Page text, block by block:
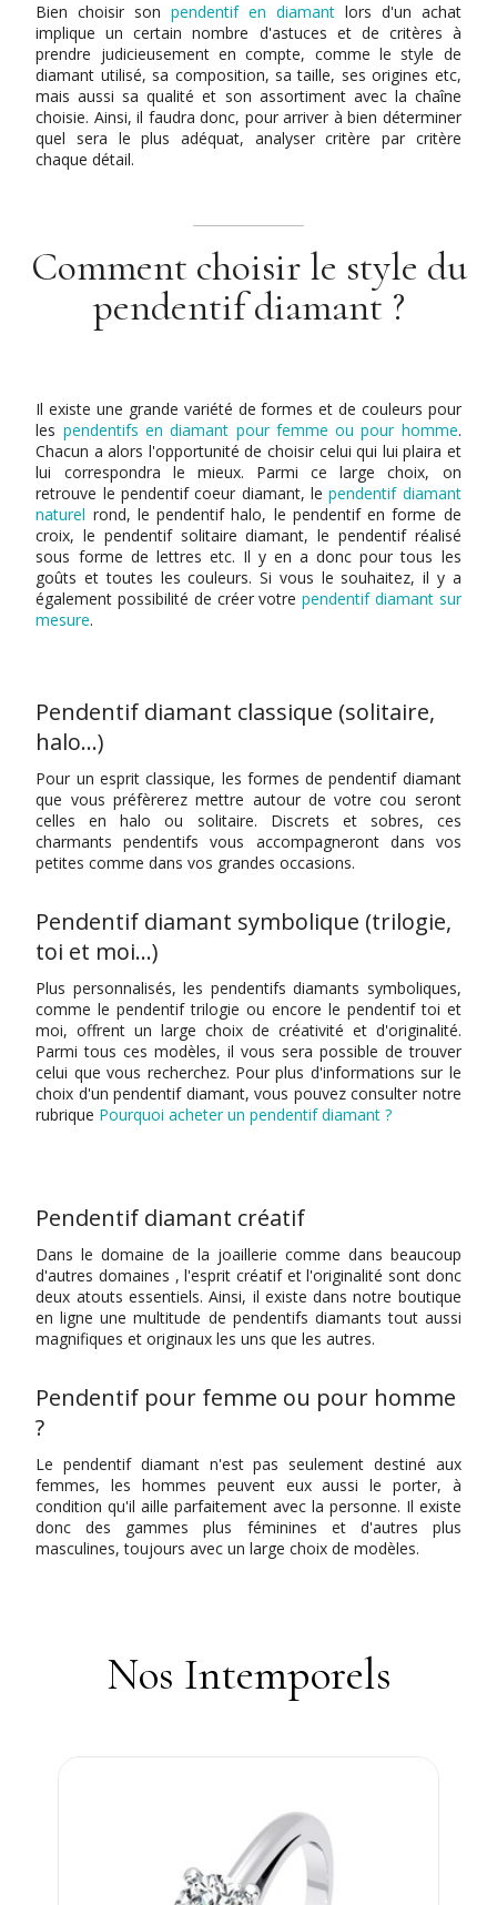
Bien choisir sonpendentif en diamantlors d'un achat
implique un certain nombre d'astuces et de critères à
prendre judicieusement en compte, comme le style de
diamant utilisé, sa composition, sa taille, ses origines etc,
mais aussi sa qualité et son assortiment avec la chaîne
choisie. Ainsi, il faudra donc, pour arriver à bien déterminer
quel sera le plus adéquat, analyser critère par critère
chaque détail.
Comment choisir le style du
pendentif diamant ?
Il existe une grande variété de formes et de couleurs pour
les pendentifs en diamant pour femme ou pour homme.
Chacun a alors l'opportunité de choisir celui qui lui plaira et
lui correspondra le mieux. Parmi ce large choix, on
retrouve le pendentif coeur diamant, lependentif diamant
naturel rond, le pendentif halo, le pendentif en forme de
croix, le pendentif solitaire diamant, le pendentif réalisé
sous forme de lettres etc. Il y en a donc pour tous les
goûts et toutes les couleurs. Si vous le souhaitez, il y a
également possibilité de créer votrependentif diamant sur
mesure.
Pendentif diamant classique (solitaire,
halo…)
Pour un esprit classique, les formes de pendentif diamant
que vous préfèrerez mettre autour de votre cou seront
celles en halo ou solitaire. Discrets et sobres, ces
charmants pendentifs vous accompagneront dans vos
petites comme dans vos grandes occasions.
Pendentif diamant symbolique (trilogie,
toi et moi…)
Plus personnalisés, les pendentifs diamants symboliques,
comme le pendentif trilogie ou encore le pendentif toi et
moi, offrent un large choix de créativité et d'originalité.
Parmi tous ces modèles, il vous sera possible de trouver
celui que vous recherchez. Pour plus d'informations sur le
choix d'un pendentif diamant, vous pouvez consulter notre
rubrique Pourquoi acheter un pendentif diamant ?
Pendentif diamant créatif
Dans le domaine de la joaillerie comme dans beaucoup
d'autres domaines , l'esprit créatif et l'originalité sont donc
deux atouts essentiels. Ainsi, il existe dans notre boutique
en ligne une multitude de pendentifs diamants tout aussi
magnifiques et originaux les uns que les autres.
Pendentif pour femme ou pour homme
?
Le pendentif diamant n'est pas seulement destiné aux
femmes, les hommes peuvent eux aussi le porter, à
condition qu'il aille parfaitement avec la personne. Il existe
donc des gammes plus féminines et d'autres plus
masculines, toujours avec un large choix de modèles.
Nos Intemporels